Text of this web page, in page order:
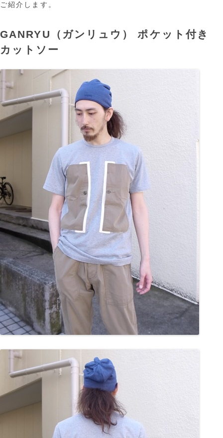
ご紹介します。
GANRYU（ガンリュウ） ポケット付き
カットソー